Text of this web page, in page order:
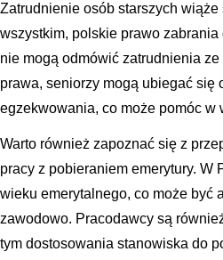
Zatrudnienie osób starszych
wszystkim, polskie prawo
nie mogą odmówić zatrudnienia
prawa, seniorzy mogą ubiegać się
egzekwowania, co może pomóc
Warto również zapoznać się z
pracy z pobieraniem emerytury.
wieku emerytalnego, co może być
zawodowo. Pracodawcy są
tym dostosowania stanowiska do